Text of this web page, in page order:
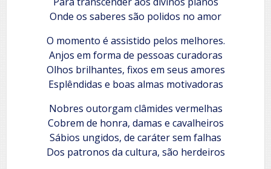
Onde os saberes são polidos no amor
O momento é assistido pelos melhores.
Anjos em forma de pessoas curadoras
Olhos brilhantes, fixos em seus amores
Esplêndidas e boas almas motivadoras
Nobres outorgam clâmides vermelhas
Cobrem de honra, damas e cavalheiros
Sábios ungidos, de caráter sem falhas
Dos patronos da cultura, são herdeiros